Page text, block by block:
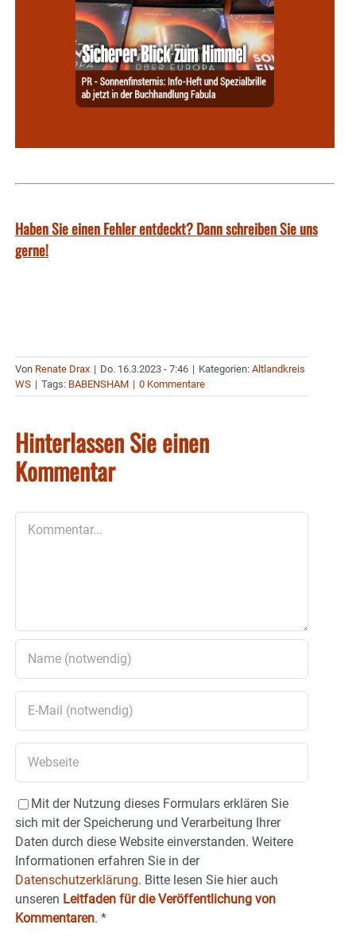
Haben Sie einen Fehler entdeckt? Dann schreiben Sie uns
gerne!
Von Renate Drax | Do. 16.3.2023 - 7:46 | Kategorien: Altlandkreis
WS | Tags: BABENSHAM | 0 Kommentare
Hinterlassen Sie einen
Kommentar
Mit der Nutzung dieses Formulars erklären Sie
sich mit der Speicherung und Verarbeitung Ihrer
Daten durch diese Website einverstanden. Weitere
Informationen erfahren Sie in der
Datenschutzerklärung. Bitte lesen Sie hier auch
unseren Leitfaden für die Veröffentlichung von
Kommentaren. *